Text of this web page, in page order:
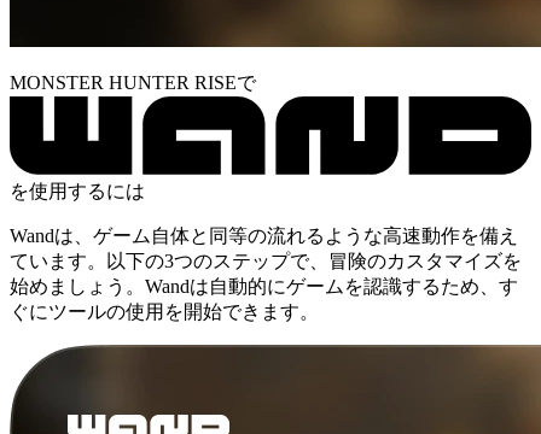
MONSTER HUNTER RISEで
を使用するには
Wandは、ゲーム自体と同等の流れるような高速動作を備え
ています。以下の3つのステップで、冒険のカスタマイズを
始めましょう。Wandは自動的にゲームを認識するため、す
ぐにツールの使用を開始できます。